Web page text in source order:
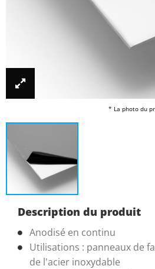
* La photo du
Description du produit
Anodisé en continu
Utilisations : panneaux de
de l'acier inoxydable